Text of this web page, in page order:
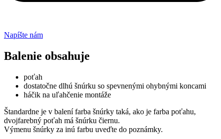
Napíšte nám
Balenie obsahuje
poťah
dostatočne dlhú šnúrku so spevnenými ohybnými koncami
háčik na uľahčenie montáže
Štandardne je v balení farba šnúrky taká, ako je farba poťahu,
dvojfarebný poťah má šnúrku čiernu.
Výmenu šnúrky za inú farbu uveďte do poznámky.